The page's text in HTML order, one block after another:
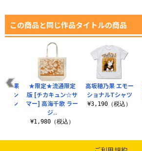
この商品と同じ作品タイトルの商品
高坂穂乃果 エモー
ショナルTシャツ
¥3,190（税込）
浦果
タン
コン
★限定★流通限定
版 [チカキュン☆サ
マー] 高海千歌 ラー
ジ..
¥1,980（税込）